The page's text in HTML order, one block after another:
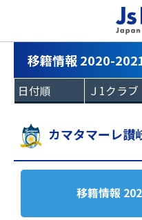
移籍情報 2020-
カマタマーレ讃
移籍情報